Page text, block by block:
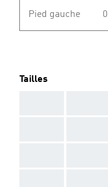
Pied gauche
Tailles